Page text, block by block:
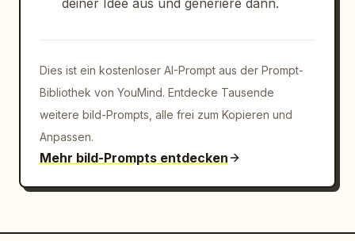
deiner Idee aus und generiere dann.
Dies ist ein kostenloser AI-Prompt aus der Prompt-
Bibliothek von YouMind. Entdecke Tausende
weitere bild-Prompts, alle frei zum Kopieren und
Anpassen.
Mehr bild-Prompts entdecken